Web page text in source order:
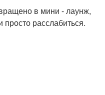
в мини - лаунж,
просто расслабиться.